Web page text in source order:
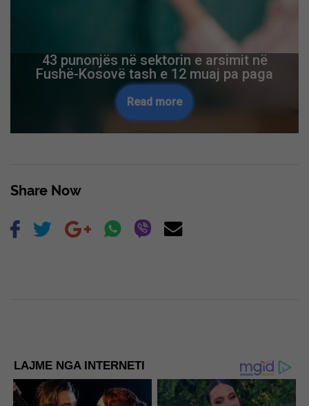
43 punonjës në sektorin e arsimit në
Fushë-Kosovë tash e 12 muaj pa paga
Read more
Share Now
LAJME NGA INTERNETI